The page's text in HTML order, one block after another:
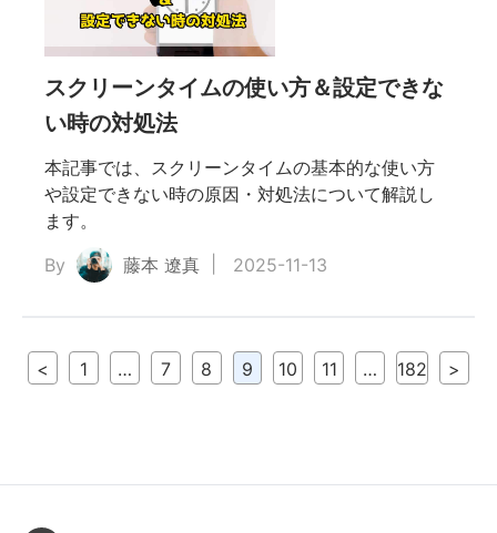
スクリーンタイムの使い方＆設定できな
い時の対処法
本記事では、スクリーンタイムの基本的な使い方
や設定できない時の原因・対処法について解説し
ます。
By
藤本 遼真 2025-11-13
< 1 … 7 8 9 10 11 … 182 >